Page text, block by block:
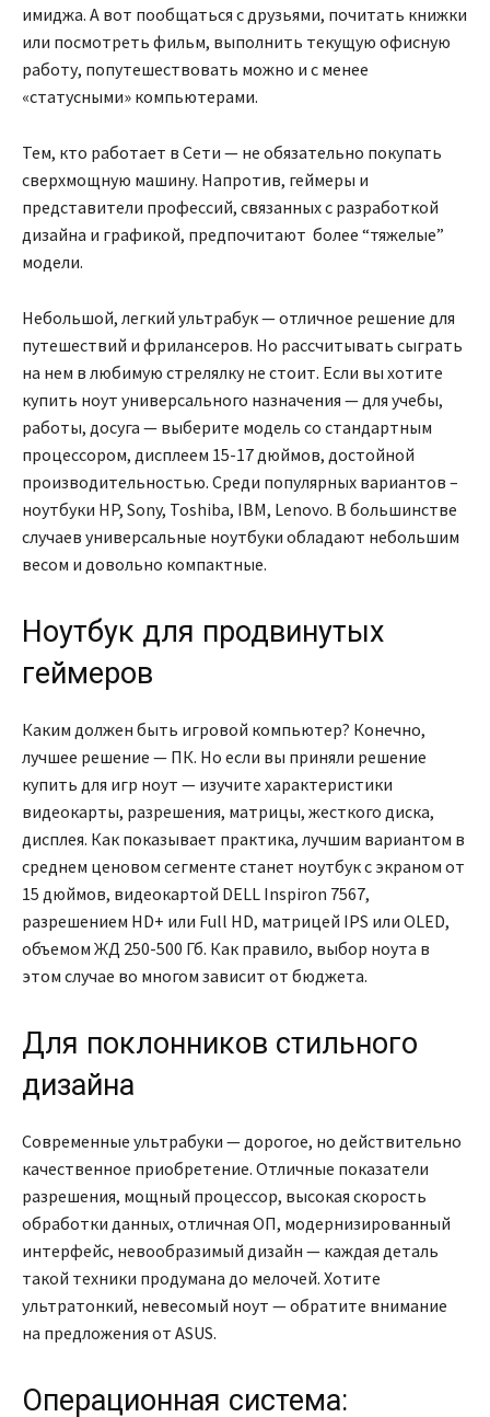
имиджа. А вот пообщаться с друзьями, почитать книжки
или посмотреть фильм, выполнить текущую офисную
работу, попутешествовать можно и с менее
«статусными» компьютерами.
Тем, кто работает в Сети — не обязательно покупать
сверхмощную машину. Напротив, геймеры и
представители профессий, связанных с разработкой
дизайна и графикой, предпочитают более “тяжелые”
модели.
Небольшой, легкий ультрабук — отличное решение для
путешествий и фрилансеров. Но рассчитывать сыграть
на нем в любимую стрелялку не стоит. Если вы хотите
купить ноут универсального назначения — для учебы,
работы, досуга — выберите модель со стандартным
процессором, дисплеем 15-17 дюймов, достойной
производительностью. Среди популярных вариантов –
ноутбуки HP, Sony, Toshiba, IBM, Lenovo. В большинстве
случаев универсальные ноутбуки обладают небольшим
весом и довольно компактные.
Ноутбук для продвинутых
геймеров
Каким должен быть игровой компьютер? Конечно,
лучшее решение — ПК. Но если вы приняли решение
купить для игр ноут — изучите характеристики
видеокарты, разрешения, матрицы, жесткого диска,
дисплея. Как показывает практика, лучшим вариантом в
среднем ценовом сегменте станет ноутбук с экраном от
15 дюймов, видеокартой DELL Inspiron 7567,
разрешением HD+ или Full HD, матрицей IPS или OLED,
объемом ЖД 250-500 Гб. Как правило, выбор ноута в
этом случае во многом зависит от бюджета.
Для поклонников стильного
дизайна
Современные ультрабуки — дорогое, но действительно
качественное приобретение. Отличные показатели
разрешения, мощный процессор, высокая скорость
обработки данных, отличная ОП, модернизированный
интерфейс, невообразимый дизайн — каждая деталь
такой техники продумана до мелочей. Хотите
ультратонкий, невесомый ноут — обратите внимание
на предложения от ASUS.
Операционная система: